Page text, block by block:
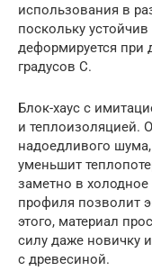
использования в
поскольку
деформируется при
градусов С.
Блок-хаус с
и теплоизоляцией.
надоедливого
уменьшит
заметно в
профиля позволит
этого, материал
силу даже новичку
с древесиной.